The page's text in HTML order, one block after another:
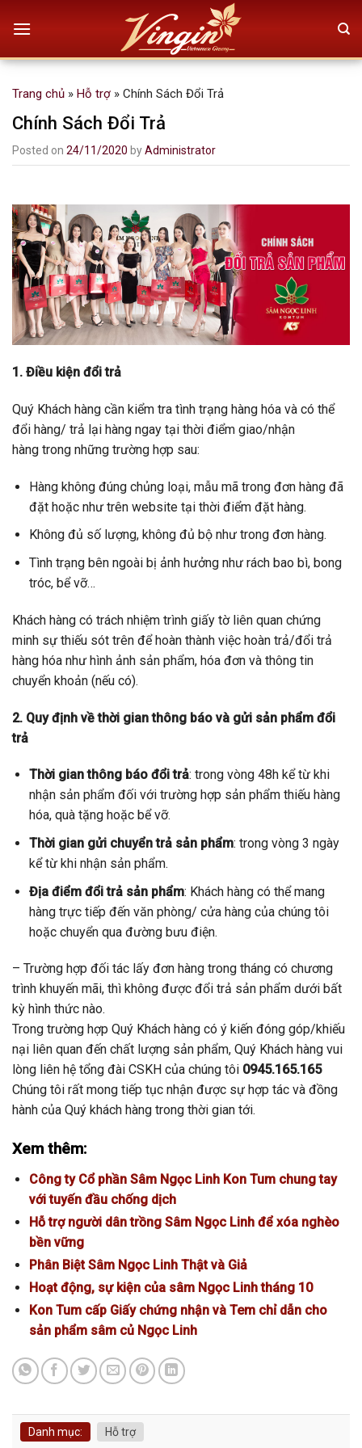
Trang chủ » Hỗ trợ » Chính Sách Đổi Trả
Chính Sách Đổi Trả
Posted on 24/11/2020 byAdministrator
1. Điều kiện đổi trả
Quý Khách hàng cần kiểm tra tình trạng hàng hóa và có thể
đổi hàng/ trả lại hàng ngay tại thời điểm giao/nhận
hàng trong những trường hợp sau:
Hàng không đúng chủng loại, mẫu mã trong đơn hàng đã
đặt hoặc như trên website tại thời điểm đặt hàng.
Không đủ số lượng, không đủ bộ như trong đơn hàng.
Tình trạng bên ngoài bị ảnh hưởng như rách bao bì, bong
tróc, bể vỡ…
Khách hàng có trách nhiệm trình giấy tờ liên quan chứng
minh sự thiếu sót trên để hoàn thành việc hoàn trả/đổi trả
hàng hóa như hình ảnh sản phẩm, hóa đơn và thông tin
chuyển khoản (nếu có).
2. Quy định về thời gian thông báo và gửi sản phẩm đổi
trả
Thời gian thông báo đổi trả: trong vòng 48h kể từ khi
nhận sản phẩm đối với trường hợp sản phẩm thiếu hàng
hóa, quà tặng hoặc bể vỡ.
Thời gian gửi chuyển trả sản phẩm: trong vòng 3 ngày
kể từ khi nhận sản phẩm.
Địa điểm đổi trả sản phẩm: Khách hàng có thể mang
hàng trực tiếp đến văn phòng/ cửa hàng của chúng tôi
hoặc chuyển qua đường bưu điện.
– Trường hợp đối tác lấy đơn hàng trong tháng có chương
trình khuyến mãi, thì không được đổi trả sản phẩm dưới bất
kỳ hình thức nào.
Trong trường hợp Quý Khách hàng có ý kiến đóng góp/khiếu
nại liên quan đến chất lượng sản phẩm, Quý Khách hàng vui
lòng liên hệ tổng đài CSKH của chúng tôi 0945.165.165
Chúng tôi rất mong tiếp tục nhận được sự hợp tác và đồng
hành của Quý khách hàng trong thời gian tới.
Xem thêm:
Công ty Cổ phần Sâm Ngọc Linh Kon Tum chung tay
với tuyến đầu chống dịch
Hỗ trợ người dân trồng Sâm Ngọc Linh để xóa nghèo
bền vững
Phân Biệt Sâm Ngọc Linh Thật và Giả
Hoạt động, sự kiện của sâm Ngọc Linh tháng 10
Kon Tum cấp Giấy chứng nhận và Tem chỉ dẫn cho
sản phẩm sâm củ Ngọc Linh
Danh mục: Hỗ trợ